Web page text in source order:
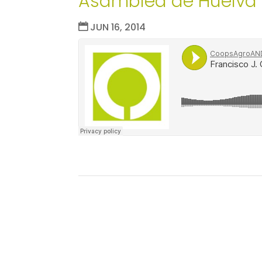
JUN 16, 2014